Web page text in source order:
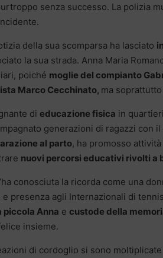
senza successo. La polizia
della sua scomparsa ha lasciato
la sua strada. Anna Maria
poiché moglie del compianto
Marco Cecchinato, ma
di educazione fisica in
generazioni di ragazzi con
al parto, ha promosso
nuovi percorsi educativi rivolti a
conosciuta la ricorda come una
e presenza agli Internazionali di
piccola Anna e custode della
insieme.
di cordoglio si sono